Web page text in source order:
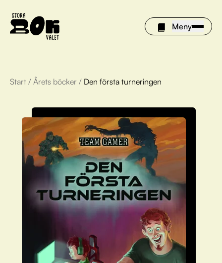
Meny
Årets böcker
Om Stora bokvalet
Olivia tipsar
Vinnare
FAQ
För bibliotek
Start / Årets böcker / Den första turneringen